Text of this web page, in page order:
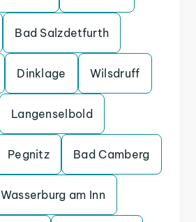
Bad Salzdetfurth
Dinklage Wilsdruff
Langenselbold
Pegnitz Bad Camberg
Wasserburg am Inn